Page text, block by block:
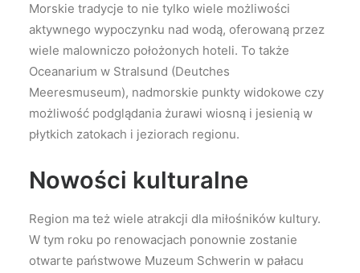
Morskie tradycje to nie tylko wiele możliwości
aktywnego wypoczynku nad wodą, oferowaną przez
wiele malowniczo położonych hoteli. To także
Oceanarium w Stralsund (Deutches
Meeresmuseum), nadmorskie punkty widokowe czy
możliwość podglądania żurawi wiosną i jesienią w
płytkich zatokach i jeziorach regionu.
Nowości kulturalne
Region ma też wiele atrakcji dla miłośników kultury.
W tym roku po renowacjach ponownie zostanie
otwarte państwowe Muzeum Schwerin w pałacu